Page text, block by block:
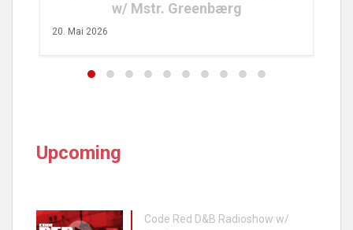
w/ Mstr. Greenbærg
20. Mai 2026
Upcoming
Code Red D&B Radioshow w/